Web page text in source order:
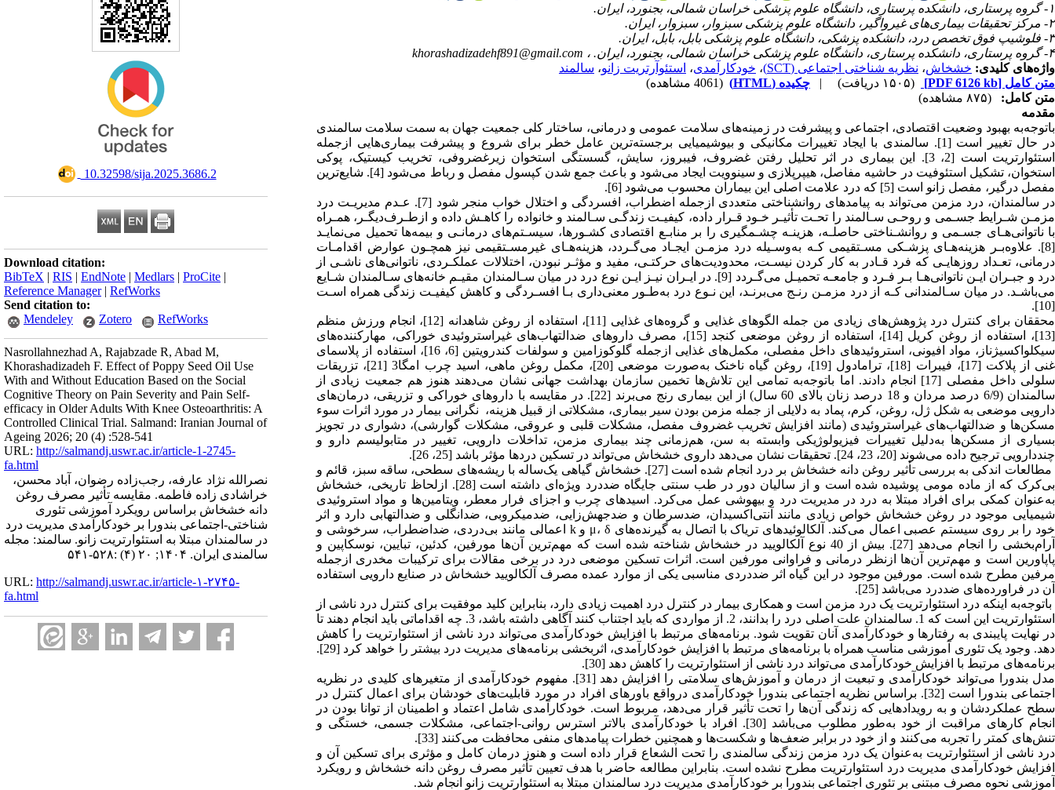
‎ 10.32598/sija.2025.3686.2
Download citation:
BibTeX | RIS | EndNote | Medlars | ProCite |
Reference Manager| RefWorks
Send citation to:
Mendeley
Zotero RefWorks
Nasrollahnezhad A, Rajabzade R, Abad M,
Khorashadizadeh F. Effect of Poppy Seed Oil Use
With and Without Education Based on the Social
Cognitive Theory on Pain Severity and Pain Self-
efficacy in Older Adults With Knee Osteoarthritis: A
Controlled Clinical Trial. Salmand: Iranian Journal of
Ageing 2026; 20 (4) :528-541
URL: http://salmandj.uswr.ac.ir/article-1-2745-
fa.html
نصرالله نژاد عارفه، رجب‌زاده رضوان، آباد محسن،
خراشادی زاده فاطمه. مقایسه تأثیر مصرف روغن
دانه خشخاش براساس رویکرد آموزشی تئوری
شناختی-اجتماعی بندورا بر خودکارآمدی مدیریت درد
در سالمندان مبتلا به استئوارتریت زانو. سالمند: مجله
سالمندی ایران. ۱۴۰۴; ۲۰ (۴) :۵۲۸-۵۴۱
URL: http://salmandj.uswr.ac.ir/article-۱-۲۷۴۵-
fa.html
۱- گروه پرستاری، دانشکده پرستاری، دانشگاه علوم پزشکی خراسان شمالی، بجنورد، ایران.
۲- مرکز تحقیقات بیماری‌های غیرواگیر، دانشگاه علوم پزشکی سبزوار، سبزوار، ایران.
۳- فلوشیپ فوق تخصص درد، دانشکده پزشکی، دانشگاه علوم پزشکی بابل، بابل، ایران.
۴- گروه پرستاری، دانشکده پرستاری، دانشگاه علوم پزشکی خراسان شمالی، بجنورد، ایران. ،
khorashadizadehf891@gmail.com
واژه‌های کلیدی: خشخاش، نظریه شناختی اجتماعی (SCT) ، خودکارآمدی، استئوآرتریت زانو، سالمند
متن کامل [PDF 6126 kb] (۱۵۰۵ دریافت) | چکیده (HTML)
(4061 مشاهده)
متن کامل:
(۸۷۵ مشاهده)
مقدمه
باتوجه‌به بهبود وضعیت اقتصادی، اجتماعی و پیشرفت در زمینه‌های سلامت عمومی و درمانی، ساختار کلی جمعیت جهان به سمت سلامت سالمندی
در حال تغییر است [1]. سالمندی با ایجاد تغییرات مکانیکی و بیوشیمیایی برجسته‌ترین عامل خطر برای شروع و پیشرفت بیماری‌هایی ازجمله
استئوارتریت است [2، 3]. این بیماری در اثر تحلیل رفتن غضروف، فیبروز، سایش، گسستگی استخوان زیرغضروفی، تخریب کیستیک، پوکی
استخوان، تشکیل استئوفیت در حاشیه مفاصل، هیپرپلازی و سینوویت ایجاد می‌شود و باعث جمع شدن کپسول مفصل و رباط می‌شود [4]. شایع‌ترین
مفصل درگیر، مفصل زانو است [5] که درد علامت اصلی این بیماران محسوب می‌شود [6].
در سالمندان، درد مزمن می‌تواند به پیامدهای روانشناختی متعددی ازجمله اضطراب، افسردگی و اختلال خواب منجر شود [7]. عـدم مدیریـت درد
مزمـن شـرایط جسـمی و روحـی سـالمند را تحـت تأثیـر خـود قـرار داده، کیفیـت زندگـی سـالمند و خانواده را کاهـش داده و ازطـرف‌دیگـر، همـراه
با ناتوانی‌هـای جسـمی و روانشـناختی حاصلـه، هزینـه چشـمگیری را بر منابـع اقتصادی کشـورها، سیسـتم‌های درمانـی و بیمه‌ها تحمیل می‌نمایـد
[8]. علاوه‌بـر هزینه‌هـای پزشـکی مسـتقیمی کـه به‌وسـیله درد مزمـن ایجـاد می‌گـردد، هزینه‌هـای غیرمسـتقیمی نیز همچـون عوارض اقدامـات
درمانی، تعـداد روزهایـی که فرد قـادر به‌ کار کردن نیسـت، محدودیت‌های حرکتـی، مفید و مؤثـر نبودن، اختلالات عملکـردی، ناتوانی‌های ناشـی از
درد و جبـران ایـن ناتوانی‌هـا بـر فـرد و جامعـه تحمیـل می‌گـردد [9]. در ایـران نیـز ایـن نوع درد در میان سـالمندان مقیـم خانه‌های سـالمندان شـایع
می‌باشـد. در میان سـالمندانی کـه از درد مزمـن رنـج می‌برنـد، این نـوع درد به‌طـور معنی‌داری بـا افسـردگی و کاهش کیفیـت زندگی همراه اسـت
[10].
محققان برای کنترل درد پژوهش‌های زیادی من جمله الگوهای غذایی و گروه‌های غذایی [11]، استفاده از روغن شاهدانه [12]، انجام ورزش منظم
[13]، استفاده از روغن کریل [14]، استفاده از روغن موضعی کنجد [15]، مصرف داروهای ضدالتهاب‌های غیراستروئیدی خوراکی، مهارکننده‌های
سیکلواکسیژناز، مواد افیونی، استروئیدهای داخل مفصلی، مکمل‌های غذایی ازجمله گلوکوزامین و سولفات کندرویتین [6، 16]، استفاده از پلاسمای
غنی از پلاکت [17]، فیبرات [18]، ترامادول [19]، روغن گیاه ناخنک به‌صورت موضعی [20]، مکمل روغن ماهی، اسید چرب امگا3 [21]، تزریقات
سلولی داخل مفصلی [17] انجام دادند. اما باتوجه‌به تمامی این تلاش‌ها تخمین سازمان بهداشت جهانی نشان می‌دهند هنوز هم جمعیت زیادی از
سالمندان (6/9 درصد مردان و 18 درصد زنان بالای 60 سال) از این بیماری رنج می‌برند [22]. در مقایسه با داروهای خوراکی و تزریقی، درمان‌های
دارویی موضعی به شکل ژل، روغن، کرم، پماد به دلایلی از جمله مزمن بودن سیر بیماری، مشکلاتی از قبیل هزینه، نگرانی بیمار در مورد اثرات سوء
مسکن‌ها و ضدالتهاب‌های غیراستروئیدی (مانند افزایش تخریب غضروف مفصل، مشکلات قلبی و عروقی، مشکلات گوارشی)، دشواری در تجویز
بسیاری از مسکن‌ها به‌دلیل تغییرات فیزیولوژیکی وابسته به سن، هم‌زمانی چند بیماری مزمن، تداخلات دارویی، تغییر در متابولیسم دارو و
چند‌دارویی ترجیح داده می‌شوند [20، 23، 24]. تحقیقات نشان می‌دهد داروی خشخاش می‌تواند در تسکین دردها مؤثر باشد [25، 26].
مطالعات اندکی به بررسی تأثیر روغن دانه خشخاش بر درد انجام شده است [27]. خشخاش گیاهی یک‌ساله با ریشه‌های سطحی، ساقه سبز، قائم و
بی‌کرک که از ماده مومی پوشیده شده است و از سالیان دور در طب سنتی جایگاه ضددرد ویژه‌ای داشته است [28]. ازلحاظ تاریخی، خشخاش
به‌عنوان کمکی برای افراد مبتلا به درد در مدیریت درد و بیهوشی عمل می‌کرد. اسیدهای چرب و اجزای فرار معطر، ویتامین‌ها و مواد استروئیدی
شیمیایی موجود در روغن خشخاش خواص زیادی مانند آنتی‌اکسیدان، ضدسرطان و ضدجهش‌زایی، ضدمیکروبی، ضدانگلی و ضدالتهابی دارد و اثر
خود را بر روی سیستم عصبی اعمال می‌کند. آلکالوئیدهای تریاک با اتصال به گیرنده‌های μ، δ و k اعمالی مانند بی‌دردی، ضداضطراب، سرخوشی و
آرام‌بخشی را انجام می‌دهد [27]. بیش از 40 نوع آلکالویید در خشخاش شناخته شده است که مهم‌ترین آن‌ها مورفین، کدئین، تبایین، نوسکاپین و
پاپاورین است و مهم‌ترین آن‌ها ازنظر درمانی و فراوانی مورفین است. اثرات تسکین موضعی درد در برخی مقالات برای ترکیبات مخدری ازجمله
مرفین مطرح شده است. مورفین موجود در این گیاه اثر ضددردی مناسبی یکی از موارد عمده مصرف آلکالویید خشخاش در صنایع دارویی استفاده
آن در فراورده‌های ضددرد می‌باشد [25].
باتوجه‌به اینکه درد استئوارتریت یک درد مزمن است و همکاری بیمار در کنترل درد اهمیت زیادی دارد، بنابراین کلید موفقیت برای کنترل درد ناشی از
استئوارتریت این است که 1. سالمندان علت اصلی درد را بدانند، 2. از مواردی که باید اجتناب کنند آگاهی داشته باشد، 3. چه اقداماتی باید انجام دهند تا
در نهایت پایبندی به رفتارها و خودکارآمدی آنان تقویت شود. برنامه‌های مرتبط با افزایش خودکارآمدی می‌تواند درد ناشی از استئوارتریت را کاهش
دهد. وجود یک تئوری آموزشی مناسب همراه با برنامه‌های مرتبط با افزایش خودکارآمدی، اثربخشی برنامه‌های مدیریت درد بیشتر را خواهد کرد [29].
برنامه‌های مرتبط با افزایش خودکارآمدی می‌تواند درد ناشی از استئوارتریت را کاهش دهد [30].
مدل بندورا می‌تواند خودکارآمدی و تبعیت از درمان و آموزش‌های سلامتی را افزایش دهد [31]. مفهوم خودکارآمدی از متغیرهای کلیدی در نظریه
اجتماعی بندورا است [32]. براساس نظریه اجتماعی بندورا خودکارآمدی درواقع باورهای افراد در مورد قابلیت‌های خودشان برای اعمال کنترل در
سطح عملکردشان و به رویدادهایی که زندگی آن‌ها را تحت تأثیر قرار می‌دهد، مربوط است. خودکارآمدی شامل اعتماد و اطمینان از توانا بودن در
انجام کارهای مراقبت از خود به‌طور مطلوب می‌باشد [30]. افراد با خودکارآمدی بالاتر استرس روانی-اجتماعی، مشکلات جسمی، خستگی و
تنش‌های کمتر را تجربه می‌کنند و از خود در برابر ضعف‌ها و شکست‌ها و همچنین خطرات پیامدهای منفی محافظت می‌کنند [33].
درد ناشی از استئوارتریت به‌عنوان یک درد مزمن زندگی سالمندی را تحت الشعاع قرار داده است و هنوز درمان کامل و مؤثری برای تسکین آن و
افزایش خودکارآمدی مدیریت درد استئوارتریت مطرح نشده است. بنابراین مطالعه حاضر با هدف تعیین تأثیر مصرف روغن دانه خشخاش و رویکرد
آموزشی نحوه مصرف مبتنی بر تئوری اجتماعی بندورا بر خودکارآمدی مدیریت درد سالمندان مبتلا به استئوارتریت زانو انجام شد.